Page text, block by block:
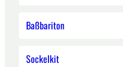
Baßbariton
Sockelkit